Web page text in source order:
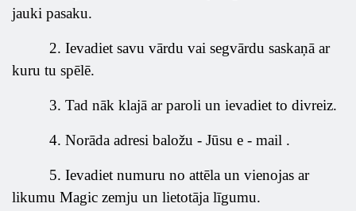
jauki pasaku.
2.Ievadiet savu vārdu vai segvārdu saskaņā ar
kuru tu spēlē.
3.Tad nāk klajā ar paroli un ievadiet to divreiz.
4.Norāda adresi baložu - Jūsue-mail .
5.Ievadiet numuru no attēla un vienojas ar
likumu Magic zemju un lietotāja līgumu.